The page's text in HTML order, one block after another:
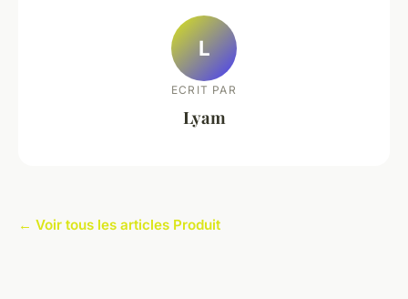
L
ECRIT PAR
Lyam
← Voir tous les articles Produit